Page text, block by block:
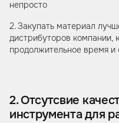
непросто
2. Закупать материал
дистрибуторов компании,
продолжительное время и
2. Отсутсвие
инструмента для